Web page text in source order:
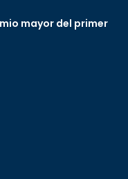
mayor del primer